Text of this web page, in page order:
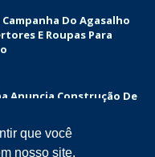
que você
nosso site.
Do Agasalho
E Roupas Para
Anuncia Construção De